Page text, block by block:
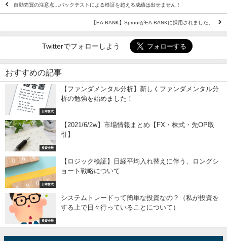
自動売買の注意点…バックテストによる検証を超える成績は出せません！
【EA-BANK】SproutがEA-BANKに採用されました。
Twitterでフォローしよう
おすすめの記事
日本株式
【ファンダメンタル分析】新しくファンダメンタル分
析の勉強を始めました！
投資全般
【2021/6/2w】市場情報まとめ【FX・株式・先OP取
引】
日本株式
【ロジック検証】日経平均入れ替えに伴う、ロングシ
ョート戦略について
投資全般
システムトレードって簡単な投資なの？（私が投資を
する上で日々行っていることについて）